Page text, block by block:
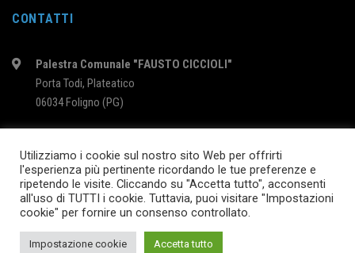
CONTATTI
Palestra Comunale "FAUSTO CICCIOLI"
Porta Todi, Plateatico
06034 Foligno (PG)
2024 © InterVolleyFoligno.it | P.I. 02895760540
SEGUICI SU
Utilizziamo i cookie sul nostro sito Web per offrirti
l'esperienza più pertinente ricordando le tue preferenze e
ripetendo le visite. Cliccando su "Accetta tutto", acconsenti
all'uso di TUTTI i cookie. Tuttavia, puoi visitare "Impostazioni
cookie" per fornire un consenso controllato.
Impostazione cookie Accetta tutto